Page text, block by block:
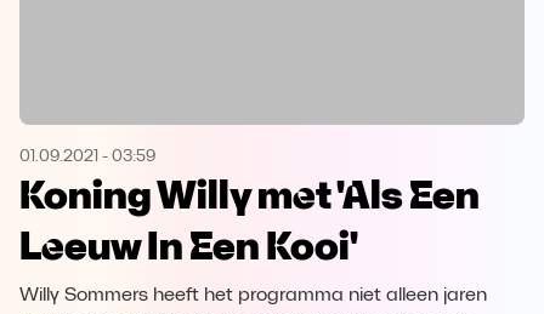
Microsoft Edge Download
Opera
01.09.2021 - 03:59
Koning Willy met 'Als Een
Leeuw In Een Kooi'
Willy Sommers heeft het programma niet alleen jaren